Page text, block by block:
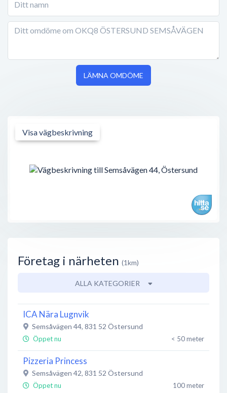
LÄMNA OMDÖME
Visa vägbeskrivning
Företag i närheten (1km)
ALLA KATEGORIER
ICA Nära Lugnvik
Semsåvägen 44, 831 52 Östersund
Öppet nu < 50 meter
Pizzeria Princess
Semsåvägen 42, 831 52 Östersund
Öppet nu 100 meter